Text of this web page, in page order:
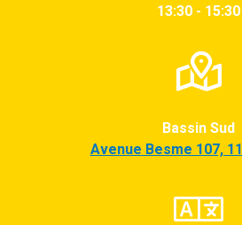
13:30 - 15:30
Bassin Sud
Avenue Besme 107,